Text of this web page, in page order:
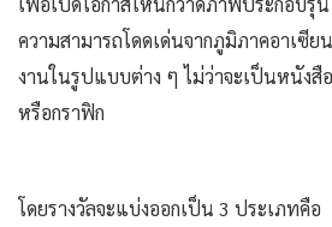
ความสามารถโดดเด่นจากภูมิภาคอาเซีย
งานในรูปแบบต่าง ๆ ไม่ว่าจะเป็นหนังสื
หรือกราฟิก
โดยรางวัลจะแบ่งออกเป็น 3 ประเภทคือ